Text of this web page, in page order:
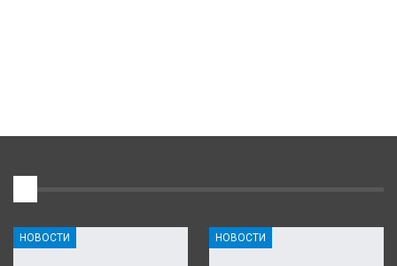
НОВОСТИ НОВОСТИ